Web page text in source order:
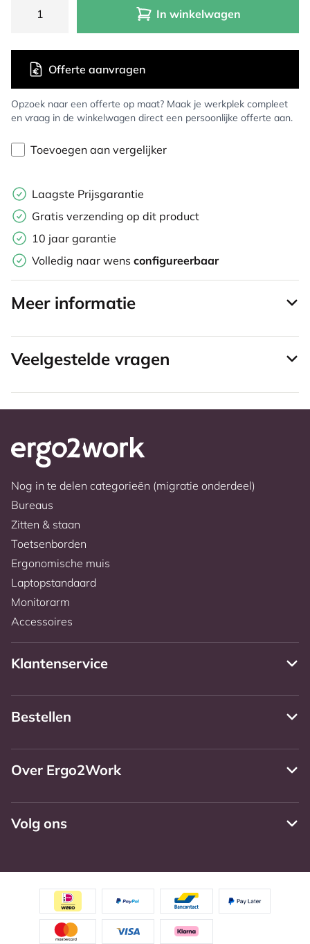
In winkelwagen
Opzoek naar een offerte op maat? Maak je werkplek compleet
en vraag in de winkelwagen direct een persoonlijke offerte aan.
Offerte aanvragen
Toevoegen aan vergelijker
Laagste Prijsgarantie
Gratis verzending op dit product
10 jaar garantie
Volledig naar wens configureerbaar
Meer informatie
Veelgestelde vragen
Nog in te delen categorieën (migratie onderdeel)
Bureaus
Zitten & staan
Toetsenborden
Ergonomische muis
Laptopstandaard
Monitorarm
Accessoires
Klantenservice
Bestellen
Over Ergo2Work
Volg ons